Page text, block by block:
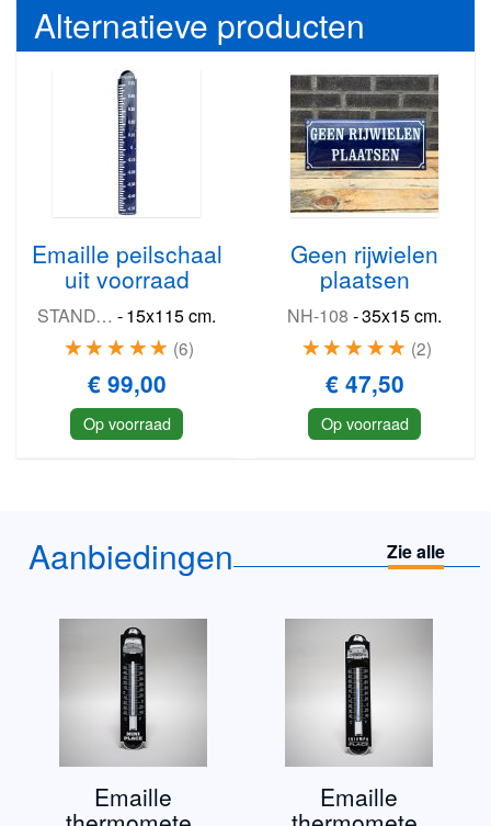
Alternatieve producten
Emaille peilschaal
uit voorraad
STANDAARD-PEILSCHAAL -15x115 cm.
6
€ 99,00
Op voorraad
Geen rijwielen
plaatsen
NH-108 -35x15 cm.
2
€ 47,50
Op voorraad
Aanbiedingen Zie alle
Emaille Emaille